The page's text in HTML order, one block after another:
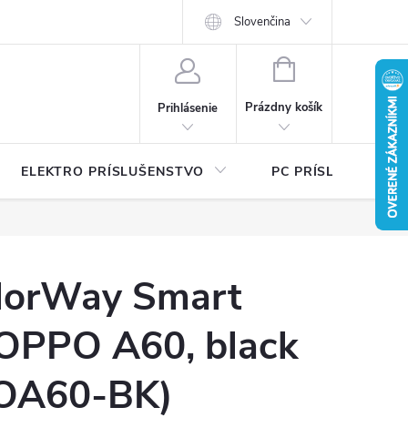
Písalo sa o nás
Slovenčina
Prihlásenie
NÁKUPNÝ
Prázdny košík
ELEKTRO PRÍSLUŠENSTVO PC
Smart
A60, black
BK)